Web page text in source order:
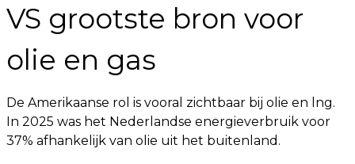
VS grootste bron voor
olie en gas
De Amerikaanse rol is vooral zichtbaar bij olie en lng.
In 2025 was het Nederlandse energieverbruik voor
37% afhankelijk van olie uit het buitenland.